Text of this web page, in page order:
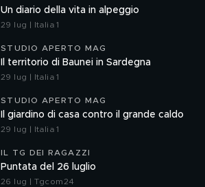
Un diario della vita in alpeggio
29 lug | Italia 1
STUDIO APERTO MAG
Il territorio di Baunei in Sardegna
29 lug | Italia 1
STUDIO APERTO MAG
Il giardino di casa contro il grande caldo
29 lug | Italia 1
IL TG DEI RAGAZZI
Puntata del 26 luglio
26 lug | Tgcom24